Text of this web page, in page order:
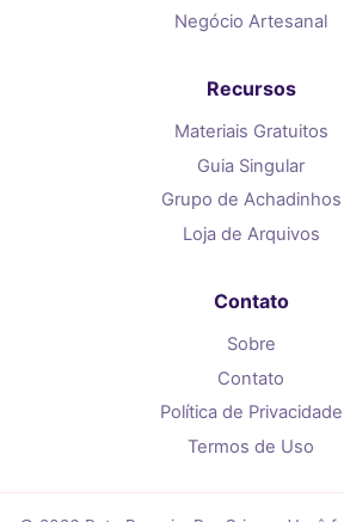
Negócio Artesanal
Recursos
Materiais Gratuitos
Guia Singular
Grupo de Achadinhos
Loja de Arquivos
Contato
Sobre
Contato
Política de Privacidade
Termos de Uso